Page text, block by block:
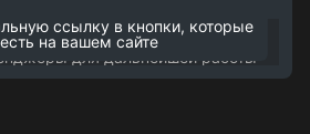
ссылку в кнопки, которые
на вашем сайте